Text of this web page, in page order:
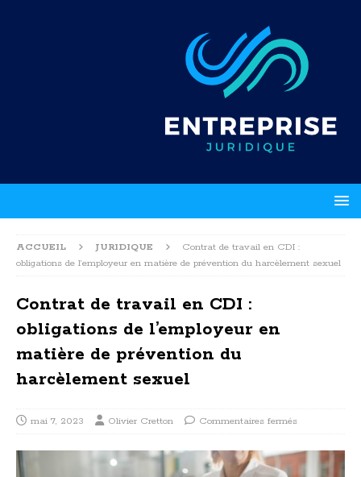
ACCUEIL JURIDIQUE
Contrat de travail en CDI :
obligations de l’employeur en matière de prévention du harcèlement sexuel
Contrat de travail en CDI :
obligations de l’employeur en
matière de prévention du
harcèlement sexuel
mai 7, 2023 Olivier Cretton Commentaires fermés